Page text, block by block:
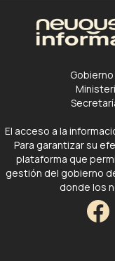
El acceso a la
Para garantizar su
plataforma que
gestión del gobierno
donde los